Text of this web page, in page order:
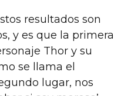
resultados son
y es que la primera
Thor y su
se llama el
lugar, nos